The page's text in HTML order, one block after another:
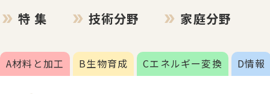
特 集 技術分野 家庭分野
A材料と加工 B生物育成 Cエネルギー変換 D情報